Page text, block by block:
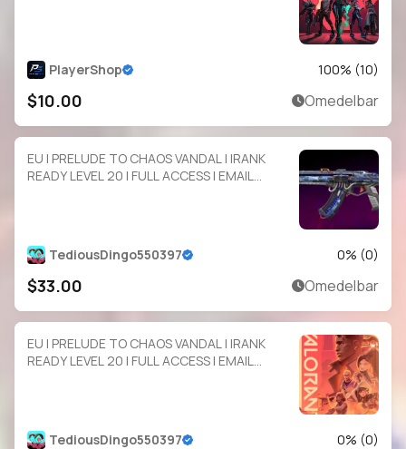
PlayerShop 100% (10)
$10.00 Omedelbar
EU | PRELUDE TO CHAOS VANDAL | |RANK
READY LEVEL 20 | FULL ACCESS | EMAIL
TediousDingo550397 0% (0)
$33.00 Omedelbar
EU | PRELUDE TO CHAOS VANDAL | |RANK
READY LEVEL 20 | FULL ACCESS | EMAIL
TediousDingo550397 0% (0)